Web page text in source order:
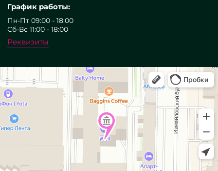
График работы:
Пн-Пт 09:00 - 18:00
Сб-Вс 11:00 - 18:00
Реквизиты